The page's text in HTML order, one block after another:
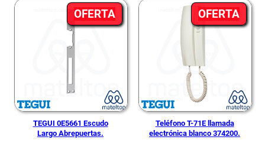
OFERTAPRODUCTO
EN
TEGUI 0E5661 Escudo
Largo Abrepuertas.
OFERTA
EN
Teléfono T-71E llamada
electrónica blanco 374200.